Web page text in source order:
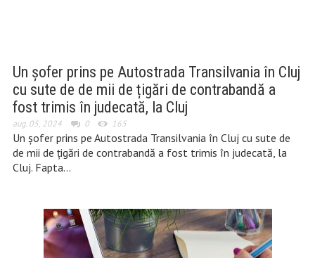
Un șofer prins pe Autostrada Transilvania în Cluj
cu sute de de mii de țigări de contrabandă a
fost trimis în judecată, la Cluj
aug. 05, 2024 0 165
Un șofer prins pe Autostrada Transilvania în Cluj cu sute de
de mii de țigări de contrabandă a fost trimis în judecată, la
Cluj. Fapta…